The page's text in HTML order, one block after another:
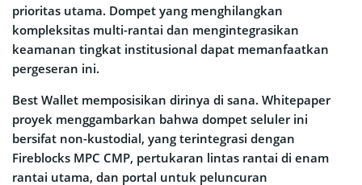
prioritas utama. Dompet yang menghilangkan
kompleksitas multi-rantai dan mengintegrasikan
keamanan tingkat institusional dapat memanfaatkan
pergeseran ini.
Best Wallet memposisikan dirinya di sana. Whitepaper
proyek menggambarkan bahwa dompet seluler ini
bersifat non-kustodial, yang terintegrasi dengan
Fireblocks MPC CMP, pertukaran lintas rantai di enam
rantai utama, dan portal untuk peluncuran